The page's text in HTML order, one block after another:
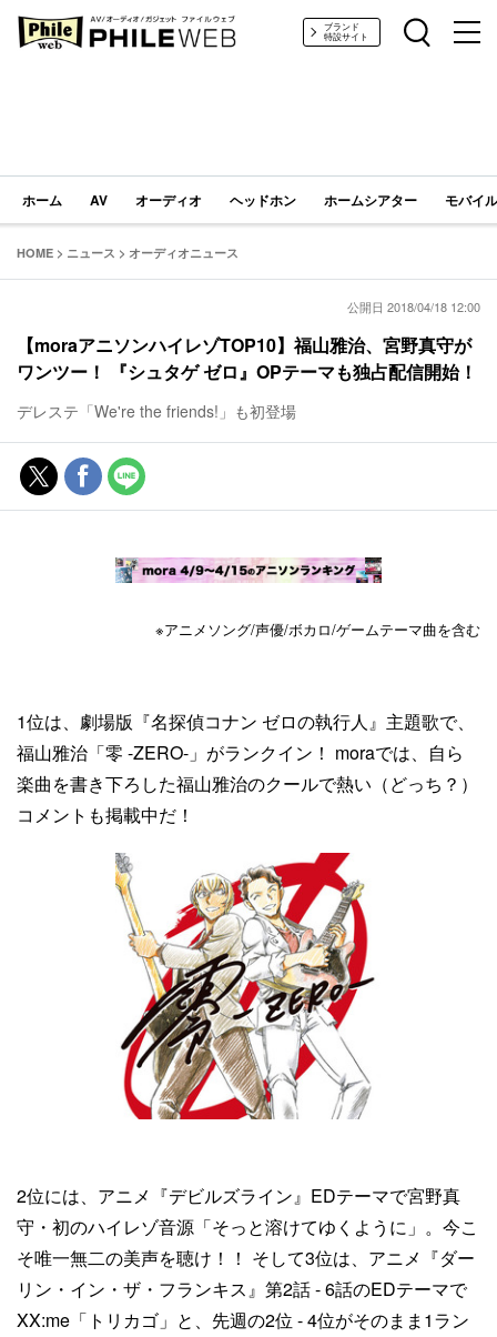
PHILE WEB｜AV/オーディオ/ガジェットブランド
特設サイト
ホーム AV オーディオ ヘッドホン ホームシアター モバイ
HOME > ニュース > オーディオニュース
公開日 2018/04/18 12:00
【moraアニソンハイレゾTOP10】福山雅治、宮野真守が
ワンツー！ 『シュタゲ ゼロ』OPテーマも独占配信開始！
デレステ「We're the friends!」も初登場
※アニメソング/声優/ボカロ/ゲームテーマ曲を含む
1位は、劇場版『名探偵コナン ゼロの執行人』主題歌で、
福山雅治「零 -ZERO-」がランクイン！ moraでは、自ら
楽曲を書き下ろした福山雅治のクールで熱い（どっち？）
コメントも掲載中だ！
2位には、アニメ『デビルズライン』EDテーマで宮野真
守・初のハイレゾ音源「そっと溶けてゆくように」。今こ
そ唯一無二の美声を聴け！！ そして3位は、アニメ『ダー
リン・イン・ザ・フランキス』第2話 - 6話のEDテーマで
XX:me「トリカゴ」と、先週の2位 - 4位がそのまま1ラン